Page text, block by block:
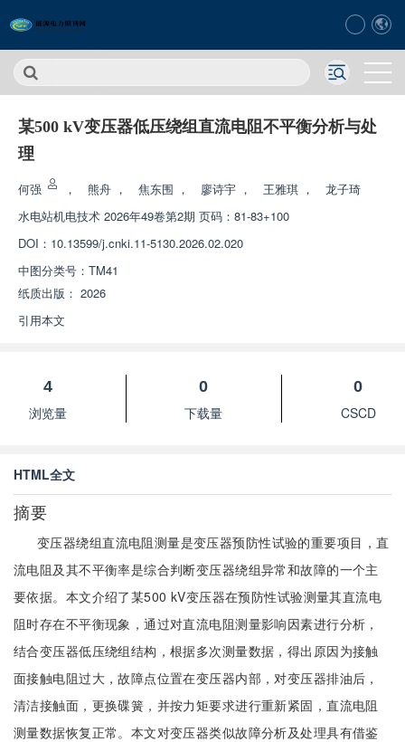
某500 kV变压器低压绕组直流电阻不平衡分析与处
理
何强 ， 熊舟 ， 焦东围 ， 廖诗宇 ， 王雅琪 ，
龙子琦
水电站机电技术 2026年49卷第2期 页码：81-83+100
DOI： 10.13599/j.cnki.11-5130.2026.02.020
中图分类号： TM41
纸质出版： 2026
引用本文
4
浏览量
0
下载量
0
CSCD
HTML全文
摘要
变压器绕组直流电阻测量是变压器预防性试验的重要项目，直
流电阻及其不平衡率是综合判断变压器绕组异常和故障的一个主
要依据。本文介绍了某500 kV变压器在预防性试验测量其直流电
阻时存在不平衡现象，通过对直流电阻测量影响因素进行分析，
结合变压器低压绕组结构，根据多次测量数据，得出原因为接触
面接触电阻过大，故障点位置在变压器内部，对变压器排油后，
清洁接触面，更换碟簧，并按力矩要求进行重新紧固，直流电阻
测量数据恢复正常。本文对变压器类似故障分析及处理具有借鉴